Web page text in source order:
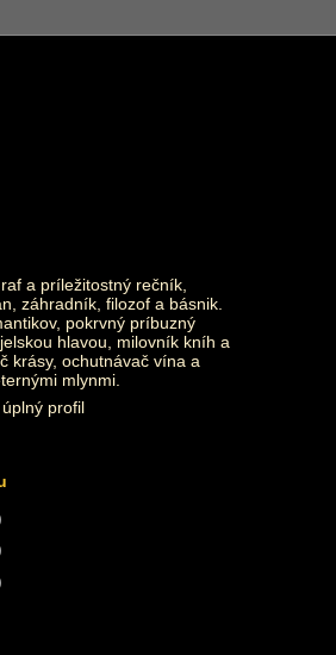
a príležitostný rečník,
záhradník, filozof a básnik.
pokrvný príbuzný
hlavou, milovník kníh a
krásy, ochutnávač vína a
mlynmi.
profil